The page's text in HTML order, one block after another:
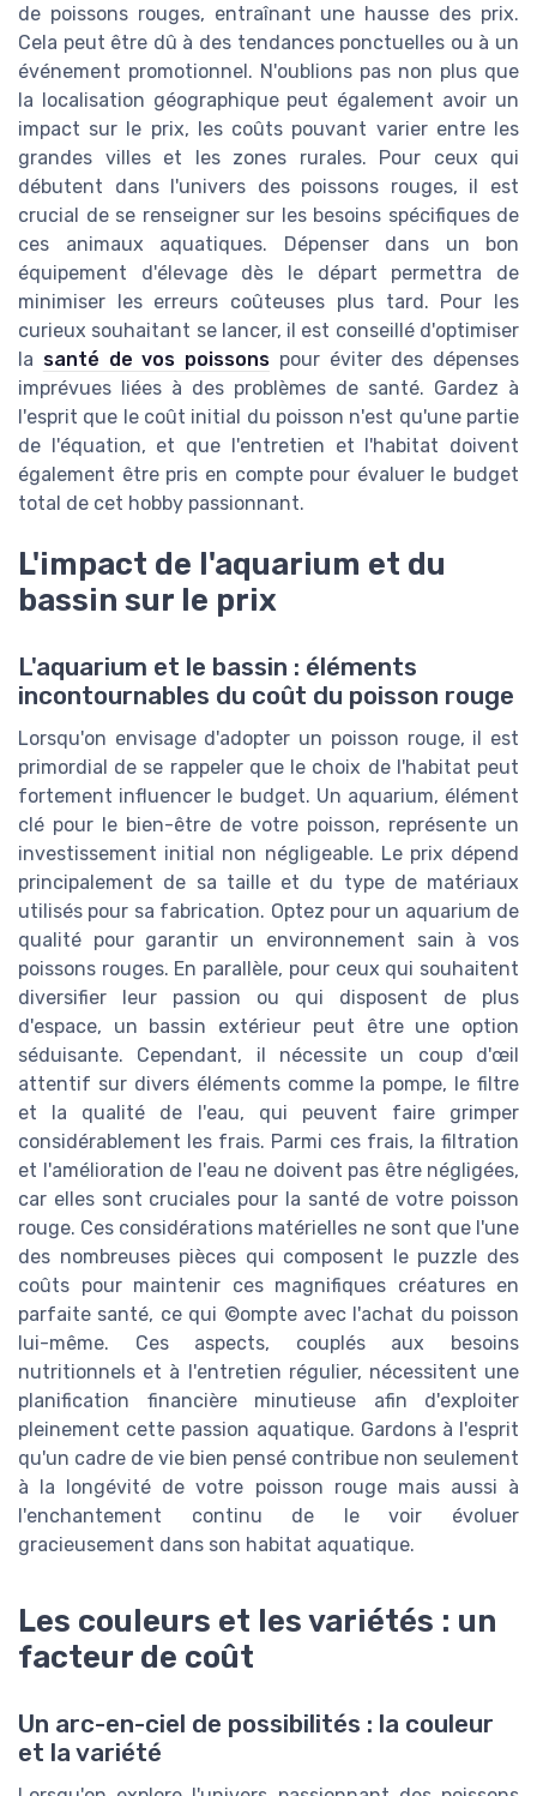
de poissons rouges, entraînant une hausse des prix.
Cela peut être dû à des tendances ponctuelles ou à un
événement promotionnel. N'oublions pas non plus que
la localisation géographique peut également avoir un
impact sur le prix, les coûts pouvant varier entre les
grandes villes et les zones rurales. Pour ceux qui
débutent dans l'univers des poissons rouges, il est
crucial de se renseigner sur les besoins spécifiques de
ces animaux aquatiques. Dépenser dans un bon
équipement d'élevage dès le départ permettra de
minimiser les erreurs coûteuses plus tard. Pour les
curieux souhaitant se lancer, il est conseillé d'optimiser
la santé de vos poissons pour éviter des dépenses
imprévues liées à des problèmes de santé. Gardez à
l'esprit que le coût initial du poisson n'est qu'une partie
de l'équation, et que l'entretien et l'habitat doivent
également être pris en compte pour évaluer le budget
total de cet hobby passionnant.
L'impact de l'aquarium et du
bassin sur le prix
L'aquarium et le bassin : éléments
incontournables du coût du poisson rouge
Lorsqu'on envisage d'adopter un poisson rouge, il est
primordial de se rappeler que le choix de l'habitat peut
fortement influencer le budget. Un aquarium, élément
clé pour le bien-être de votre poisson, représente un
investissement initial non négligeable. Le prix dépend
principalement de sa taille et du type de matériaux
utilisés pour sa fabrication. Optez pour un aquarium de
qualité pour garantir un environnement sain à vos
poissons rouges. En parallèle, pour ceux qui souhaitent
diversifier leur passion ou qui disposent de plus
d'espace, un bassin extérieur peut être une option
séduisante. Cependant, il nécessite un coup d'œil
attentif sur divers éléments comme la pompe, le filtre
et la qualité de l'eau, qui peuvent faire grimper
considérablement les frais. Parmi ces frais, la filtration
et l'amélioration de l'eau ne doivent pas être négligées,
car elles sont cruciales pour la santé de votre poisson
rouge. Ces considérations matérielles ne sont que l'une
des nombreuses pièces qui composent le puzzle des
coûts pour maintenir ces magnifiques créatures en
parfaite santé, ce qui ©ompte avec l'achat du poisson
lui-même. Ces aspects, couplés aux besoins
nutritionnels et à l'entretien régulier, nécessitent une
planification financière minutieuse afin d'exploiter
pleinement cette passion aquatique. Gardons à l'esprit
qu'un cadre de vie bien pensé contribue non seulement
à la longévité de votre poisson rouge mais aussi à
l'enchantement continu de le voir évoluer
gracieusement dans son habitat aquatique.
Les couleurs et les variétés : un
facteur de coût
Un arc-en-ciel de possibilités : la couleur
et la variété